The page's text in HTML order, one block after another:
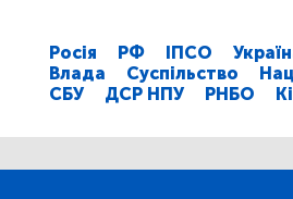
Росія РФ ІПСО
Влада
Суспільство
СБУ
ДСР НПУ РНБО